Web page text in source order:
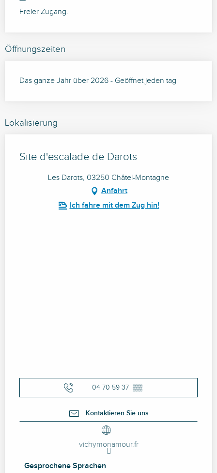
Freier Zugang.
Öffnungszeiten
Das ganze Jahr über 2026 - Geöffnet jeden tag
Lokalisierung
Site d'escalade de Darots
Les Darots, 03250 Châtel-Montagne
Anfahrt
Ich fahre mit dem Zug hin!
04 70 59 37 ▒▒
Kontaktieren Sie uns
vichymonamour.fr
Gesprochene Sprachen
Gesprochene Sprachen